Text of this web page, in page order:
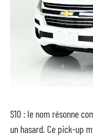
S10 : le nom résonne
un hasard. Ce pick-up